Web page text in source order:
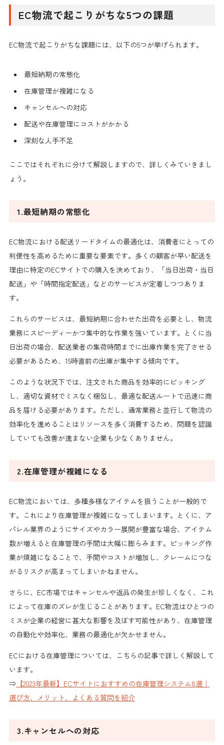
EC物流で起こりがちな5つの課題
EC物流で起こりがちな課題には、以下の5つが挙げられます。
最短納期の常態化
在庫管理が複雑になる
キャンセルへの対応
配送や在庫管理にコストがかかる
深刻な人手不足
ここではそれぞれに分けて解説しますので、詳しくみていきまし
ょう。
1.最短納期の常態化
EC物流における配送リードタイムの最適化は、消費者にとっての
利便性を高めるために重要な要素です。多くの顧客が早い配送を
理由に特定のECサイトでの購入を決めており、「当日出荷・当日
配送」や「時間指定配送」などのサービスが定着しつつありま
す。
これらのサービスは、最短納期に合わせた出荷を必要とし、物流
業務にスピーディーかつ集中的な作業を強いています。とくに当
日出荷の場合、配送業者の集荷時間までに出庫作業を完了させる
必要があるため、15時直前の出庫が集中する傾向です。
このような状況下では、注文された商品を効率的にピッキング
し、適切な資材でミスなく梱包し、最適な配送ルートで迅速に商
品を届ける必要があります。ただし、通常業務と並行して物流の
効率化を進めることはリソースを多く消費するため、問題を認識
していても改善が進まない企業も少なくありません。
2.在庫管理が複雑になる
EC物流においては、多種多様なアイテムを扱うことが一般的で
す。これにより在庫管理が複雑になってしまいます。とくに、ア
パレル業界のようにサイズやカラー展開が豊富な場合、アイテム
数が増えると在庫管理の手間は大幅に膨らみます。ピッキング作
業が煩雑になることで、手間やコストが増加し、クレームにつな
がるリスクが高まってしまいかねません。
さらに、EC市場ではキャンセルや返品の発生が珍しくなく、これ
によって在庫のズレが生じることがあります。EC物流はひとつの
ミスが企業の経営に甚大な影響を及ぼす可能性があり、在庫管理
の自動化や効率化、業務の最適化が欠かせません。
ECにおける在庫管理については、こちらの記事で詳しく解説して
います。
⇒【2023年最新】ECサイトにおすすめの在庫管理システム8選｜
選び方、メリット、よくある質問を紹介
3.キャンセルへの対応